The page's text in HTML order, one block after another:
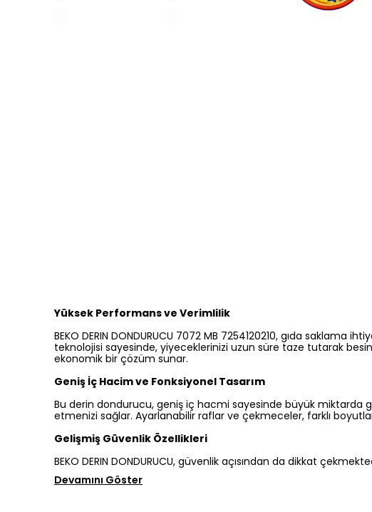
Yüksek Performans ve Verimlilik
BEKO DERIN DONDURUCU 7072 MB 7254120210, gıda
teknolojisi sayesinde, yiyeceklerinizi uzun süre taze tutarak
ekonomik bir çözüm sunar.
Geniş İç Hacim ve Fonksiyonel Tasarım
Bu derin dondurucu, geniş iç hacmi sayesinde büyük miktarda
etmenizi sağlar. Ayarlanabilir raflar ve çekmeceler, farklı
Gelişmiş Güvenlik Özellikleri
BEKO DERIN DONDURUCU, güvenlik açısından da dikkat
Devamını Göster